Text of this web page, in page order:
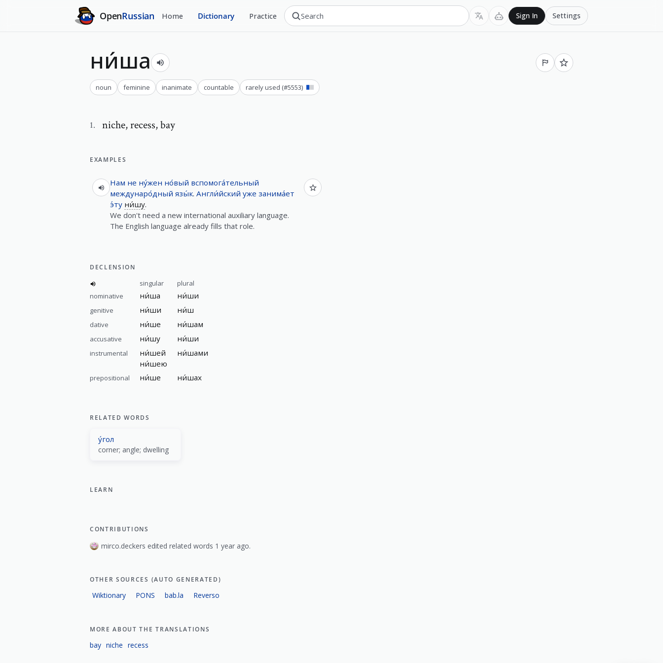
OpenRussian Home Dictionary Practice Sign In Settings
ни́ша
noun feminine inanimate countable rarely used (#5553)
1. niche,recess, bay
EXAMPLES
Нам не ну́жен но́вый вспомога́тельный
междунаро́дный язы́к. Англи́йский уже занима́ет
э́ту ни́шу.
We don't need a new international auxiliary language.
The English language already fills that role.
DECLENSION
singular
plural
nominative
ни́ша ни́ши
genitive ни́ши ни́ш
dative ни́ше ни́шам
accusative ни́шу ни́ши
instrumental
ни́шей
ни́шею
ни́шами
prepositional ни́ше ни́шах
RELATED WORDS
у́гол
corner; angle; dwelling
LEARN
CONTRIBUTIONS
mirco.deckers edited related words 1 year ago.
OTHER SOURCES (AUTO GENERATED)
Wiktionary PONS bab.la Reverso
MORE ABOUT THE TRANSLATIONS
bay niche recess